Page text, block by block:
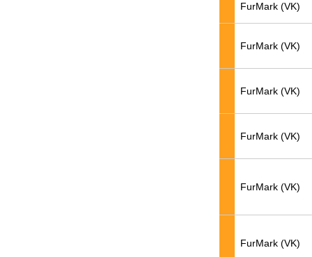
FurMark (VK)
FurMark (VK)
FurMark (VK)
FurMark (VK)
FurMark (VK)
FurMark (VK)